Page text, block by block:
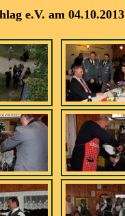
e.V. am 04.10.2013